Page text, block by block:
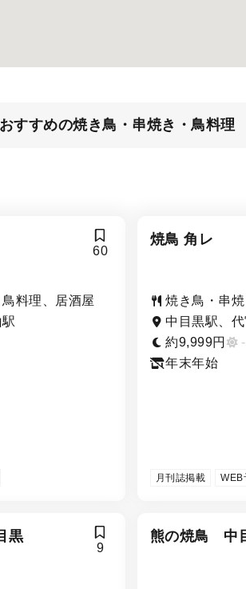
すすめの焼き鳥・串焼き・鳥料理
60
料理、居酒屋
焼鳥 角レ
焼き鳥・串
中目黒駅、
約9,999円
-
年末年始
月刊誌掲載 WEB
黒
9
熊の焼鳥 中